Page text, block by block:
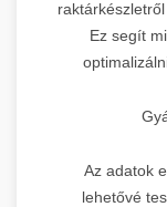
Ez segít
Az adatok
lehetővé